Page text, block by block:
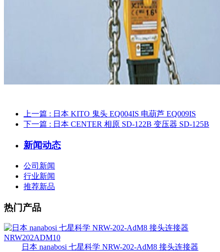
上一篇 : 日本 KITO 鬼头 EQ004IS 电葫芦 EQ009IS
下一篇 : 日本 CENTER 相原 SD-122B 变压器 SD-125B
新闻动态
公司新闻
行业新闻
推荐新品
热门产品
日本 nanabosi 七星科学 NRW-202-AdM8 接头连接器